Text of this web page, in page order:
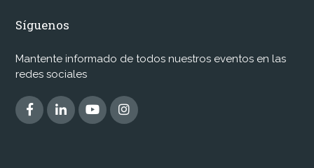
Síguenos
Mantente informado de todos nuestros eventos en las
redes sociales